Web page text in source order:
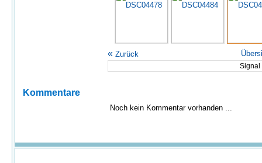
« Zurück
Signal
Kommentare
Noch kein Kommentar vorhanden ...